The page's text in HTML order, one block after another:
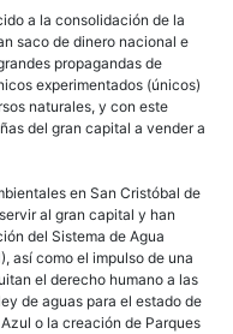
a la consolidación de la
saco de dinero nacional e
propagandas de
experimentados (únicos)
naturales, y con este
del gran capital a vender a
en San Cristóbal de
al gran capital y han
del Sistema de Agua
así como el impulso de una
el derecho humano a las
de aguas para el estado de
o la creación de Parques